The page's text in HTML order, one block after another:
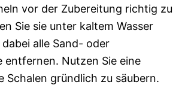
vor der Zubereitung richtig zu
Sie sie unter kaltem Wasser
alle Sand- oder
entfernen. Nutzen Sie eine
Schalen gründlich zu säubern.